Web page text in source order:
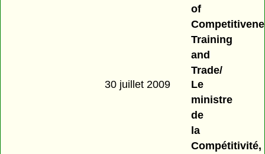
of
Training
and
Trade/
30 juillet 2009
Le
ministre
de
la
Compétitivité,